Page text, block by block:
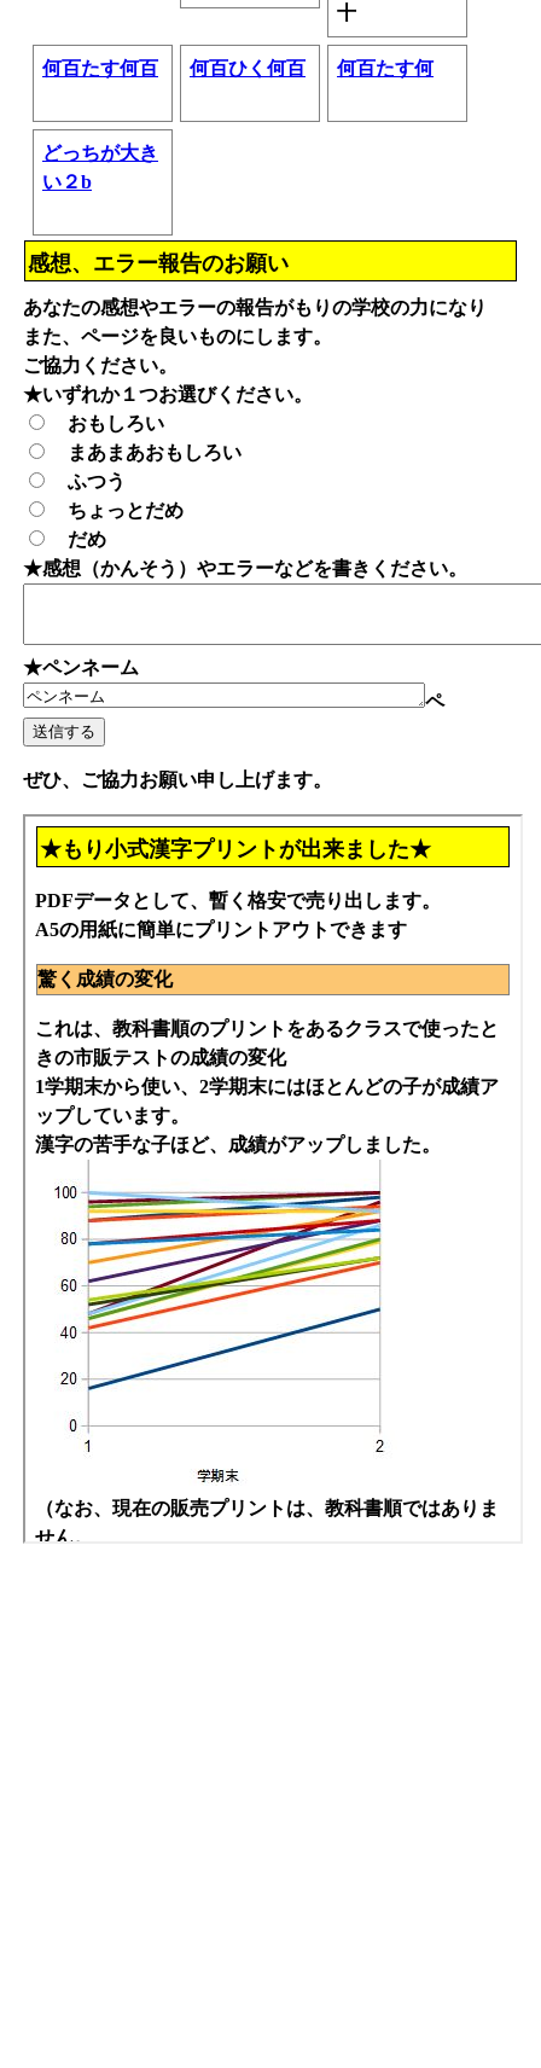
十
何百たす何百 何百ひく何百 何百たす何
どっちが大き
い２b
感想、エラー報告のお願い
あなたの感想やエラーの報告がもりの学校の力になり
また、ページを良いものにします。
ご協力ください。
★いずれか１つお選びください。
おもしろい
まあまあおもしろい
ふつう
ちょっとだめ
だめ
★感想（かんそう）やエラーなどを書きください。
★ペンネーム
ペ
ぜひ、ご協力お願い申し上げます。